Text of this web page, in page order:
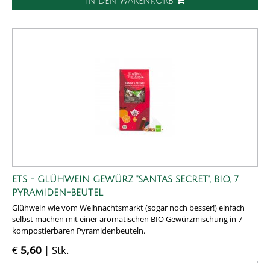
ETS - GLÜHWEIN GEWÜRZ "SANTAS SECRET", BIO, 7
PYRAMIDEN-BEUTEL
Glühwein wie vom Weihnachtsmarkt (sogar noch besser!) einfach
selbst machen mit einer aromatischen BIO Gewürzmischung in 7
kompostierbaren Pyramidenbeuteln.
€ 5,60 | Stk.